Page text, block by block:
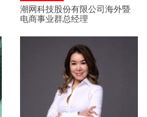
潮网科技股份有限公司海外暨
电商事业群总经理